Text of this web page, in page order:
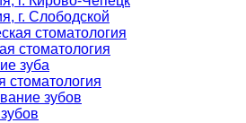
г. Слободской
стоматология
стоматология
зуба
стоматология
зубов